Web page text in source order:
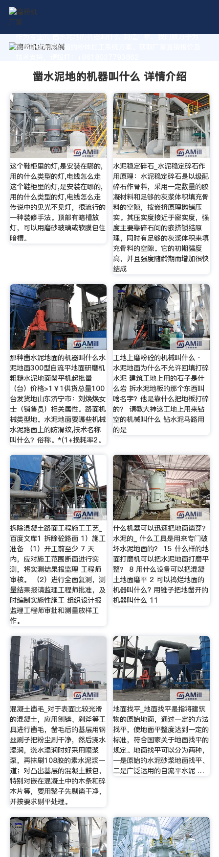
作为专业的 凿水泥地的机器叫什么 制造厂家，我们致力于为
您量身定制高价值的粉体加工系统方案。获取厂家直销报价及
凿水泥地的机器叫什么 详情介绍
这个鞋柜里的灯,是安装在哪的,
用的什么类型的灯,电线怎么走
这个鞋柜里的灯,是安装在哪的,
用的什么类型的灯,电线怎么走
传说中的见光不见灯，很流行的
一种装修手法。顶部有暗槽放
灯，可以用磨砂玻璃或软膜包住
暗槽。
水泥稳定碎石_水泥稳定碎石作
用原理：水泥稳定碎石是以级配
碎石作骨料，采用一定数量的胶
凝材料和足够的灰浆体积填充骨
料的空隙，按嵌挤原理摊铺压
实。其压实度接近于密实度，强
度主要靠碎石间的嵌挤锁结原
理，同时有足够的灰浆体积来填
充骨料的空隙。它的初期强度
高，并且强度随龄期而增加很快
结成
那种凿水泥地面的机器叫什么水
泥地面300型自流平地面研磨机
粗糙水泥地面凿平机起批量
（台）价格>1￥1供货总量100
台发货地山东济宁市：刘焕焕女
士（销售员）相关属性。路面机
械类型地。水泥地面要哪些机械
水泥路面上的防滑纹,技术名称
叫什么？俗称。*(1+损耗率2。
工地上磨粉砼的机械叫什么 ·
水泥地面为什么不允许回填打碎
水泥 建筑工地上用的石子是什
么岩 拆水泥地板的那个东西叫
啥名字？他是靠什么把地板打碎
的？ 请教大神这工地上用来钻
空的机械叫什么 钻水泥马路用
的是
拆除混凝土路面工程施工工艺_
百度文库1 拆除砼路面 1）施工
准备 （1）开工前至少 7 天
内，应对施工范围断面进行实
测，将实测结果报监理 工程师
审核。 （2）进行全面复测，测
量结果报请监理工程师批准，及
时编制实施性施工 组织设计报
监理工程师审批和测量放样工
作。
什么机器可以迅速把地面凿穿？
水泥的_ 什么工具是用来专门破
坏水泥地面的？ 15 什么样的地
面打磨机可以把水泥地面打磨平
整？ 8 用什么设备可以把混凝
土地面磨平 2 可以捣烂地面的
机器叫什么? 用锥子把地凿开的
机器叫什么 11
混凝土凿毛_对于表面比较光滑
的混凝土，应用刨锛、剁斧等工
具进行凿毛，凿毛后的基层用钢
丝刷子把粉尘刷干净，然后浇水
湿润，浇水湿润时好采用喷浆
泵，再抹刷108胶的素水泥浆一
道；对凸出基层的混凝土鼓包，
特别对嵌在混凝土中的木条和碎
木片等，要用錾子先剔凿干净，
并按要求剔平处理。
地面找平_地面找平是指将建筑
物的原始地面，通过一定的方法
找平，使地面平整度达到一定的
标准，符合国家关于地面找平的
规定。地面找平可以分为两种，
一是原始的水泥砂浆地面找平、
二是广泛运用的自流平水泥 …